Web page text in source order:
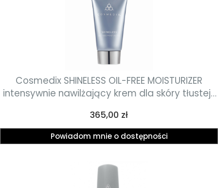
Cosmedix SHINELESS OIL-FREE MOISTURIZER
intensywnie nawilżający krem dla skóry tłustej i
wygładzającym i ujędrniającym 79g
Cena
365,00 zł
Powiadom mnie o dostępności